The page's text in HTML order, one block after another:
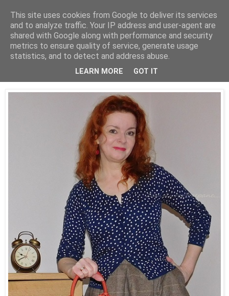
30 stycznia 2020
Pokusiłam się na zmieszanie wzorów!
This site uses cookies from Google to deliver its services
and to analyze traffic. Your IP address and user-agent are
shared with Google along with performance and security
metrics to ensure quality of service, generate usage
statistics, and to detect and address abuse.
LEARN MORE GOT IT